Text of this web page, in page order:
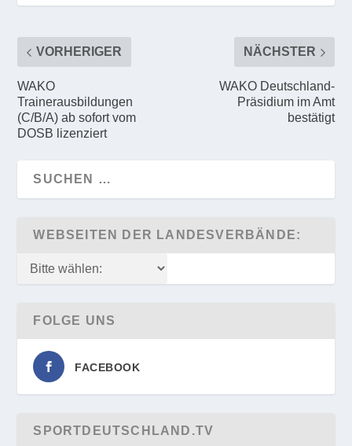
VORHERIGER
WAKO
Trainerausbildungen
(C/B/A) ab sofort vom
DOSB lizenziert
NÄCHSTER
WAKO Deutschland-
Präsidium im Amt
bestätigt
WEBSEITEN DER LANDESVERBÄNDE:
FOLGE UNS
FACEBOOK
SPORTDEUTSCHLAND.TV